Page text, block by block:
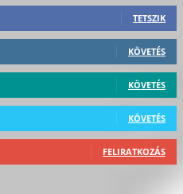
TETSZIK
KÖVETÉS
KÖVETÉS
KÖVETÉS
FELIRATKOZÁS